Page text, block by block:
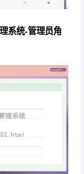
系统-管理员角